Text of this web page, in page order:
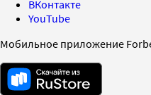
ВКонтакте
YouTube
Мобильное приложение